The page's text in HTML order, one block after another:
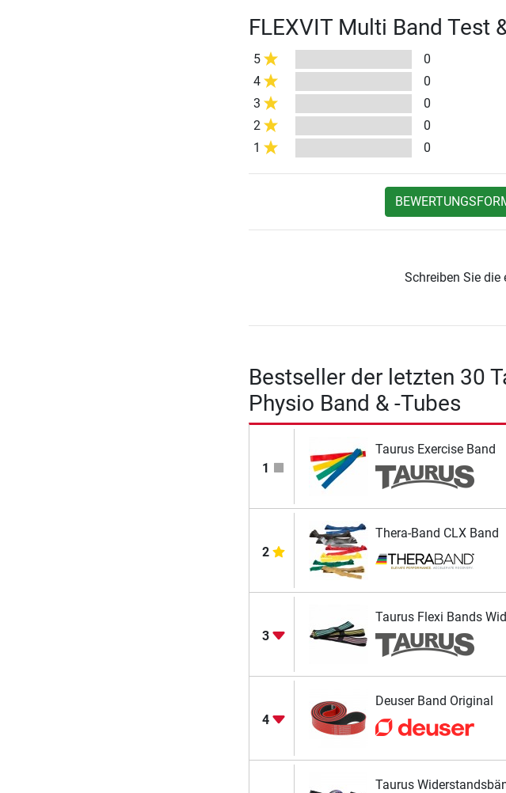
FLEXVIT Multi Band Test
5
0
4
0
3
0
2
0
1
0
Schreiben Sie die
Bestseller der letzten 30
Physio Band & -Tubes
1
Taurus Exercise Band
2
Thera-Band CLX Band
3
Taurus Flexi Bands
4
Deuser Band Original
Taurus